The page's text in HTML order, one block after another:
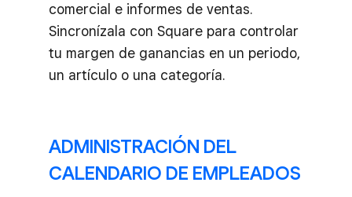
comercial e informes de ventas.
Sincronízala con Square para controlar
tu margen de ganancias en un periodo,
un artículo o una categoría.
ADMINISTRACIÓN DEL
CALENDARIO DE EMPLEADOS